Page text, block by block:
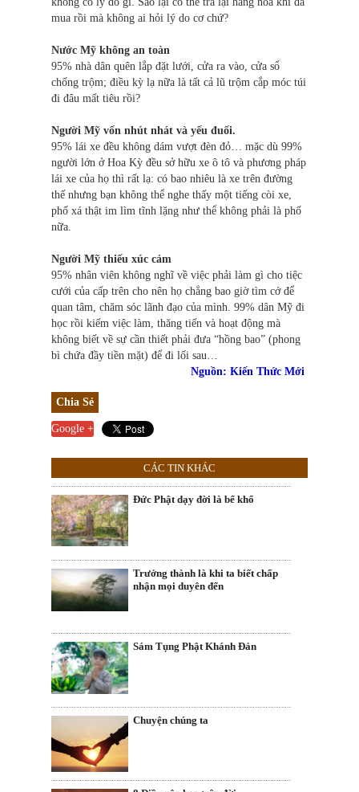
mua rồi mà không ai hỏi lý do cơ chứ?
Nước Mỹ không an toàn
95% nhà dân quên lắp đặt lưới, cửa ra vào, cửa sổ
chống trộm; điều kỳ lạ nữa là tất cả lũ trộm cắp móc túi
đi đâu mất tiêu rồi?
Người Mỹ vốn nhút nhát và yếu đuối.
95% lái xe đều không dám vượt đèn đỏ… mặc dù 99%
người lớn ở Hoa Kỳ đều sở hữu xe ô tô và phương pháp
lái xe của họ thì rất lạ: có bao nhiêu là xe trên đường
thế nhưng bạn không thể nghe thấy một tiếng còi xe,
phố xá thật im lìm tĩnh lặng như thể không phải là phố
nữa.
Người Mỹ thiếu xúc cảm
95% nhân viên không nghĩ về việc phải làm gì cho tiệc
cưới của cấp trên cho nên họ chẳng bao giờ tìm cớ để
quan tâm, chăm sóc lãnh đạo của mình. 99% dân Mỹ đi
học rồi kiếm việc làm, thăng tiến và hoạt động mà
không biết về sự cần thiết phải đưa “hồng bao” (phong
bì chứa đầy tiền mặt) để đi lối sau…
Nguồn: Kiến Thức Mới
Chia Sẻ
Google +
CÁC TIN KHÁC
Đức Phật dạy đời là bể khổ
Trưởng thành là khi ta biết chấp
nhận mọi duyên đến
Sám Tụng Phật Khánh Đản
Chuyện chúng ta